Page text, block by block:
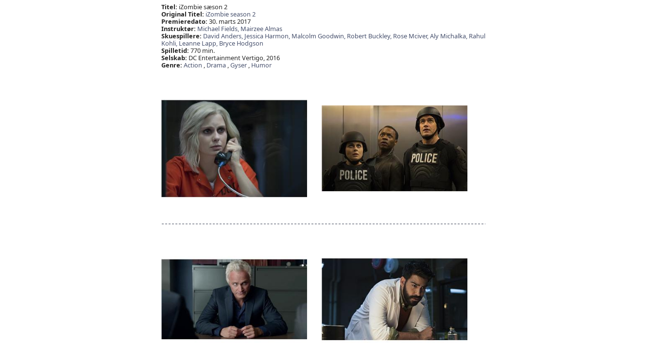
Titel: iZombie sæson 2
Original Titel: iZombie season 2
Premieredato: 30. marts 2017
Instruktør: Michael Fields, Mairzee Almas
Skuespillere: David Anders, Jessica Harmon, Malcolm Goodwin, Robert Buckley, Rose Mciver,Aly Michalka, Rahul
Kohli, Leanne Lapp, Bryce Hodgson
Spilletid: 770 min.
Selskab: DC Entertainment Vertigo, 2016
Genre: Action , Drama,Gyser, Humor